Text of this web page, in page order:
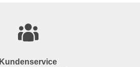
Kundenservice